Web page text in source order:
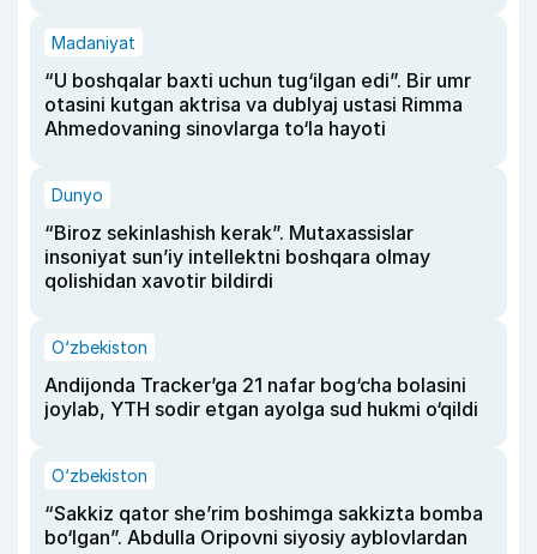
Madaniyat
“U boshqalar baxti uchun tug‘ilgan edi”. Bir umr
otasini kutgan aktrisa va dublyaj ustasi Rimma
Ahmedovaning sinovlarga to‘la hayoti
Dunyo
“Biroz sekinlashish kerak”. Mutaxassislar
insoniyat sun’iy intellektni boshqara olmay
qolishidan xavotir bildirdi
O‘zbekiston
Andijonda Tracker’ga 21 nafar bog‘cha bolasini
joylab, YTH sodir etgan ayolga sud hukmi o‘qildi
O‘zbekiston
“Sakkiz qator she’rim boshimga sakkizta bomba
bo‘lgan”. Abdulla Oripovni siyosiy ayblovlardan